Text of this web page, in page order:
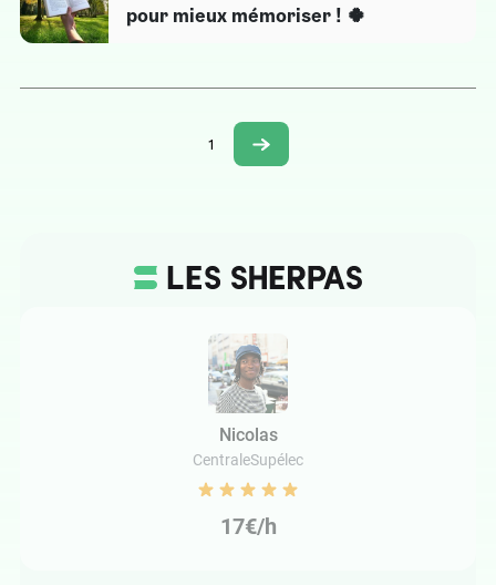
pour mieux mémoriser ! 🍀
1
Nicolas
CentraleSupélec
17€/h